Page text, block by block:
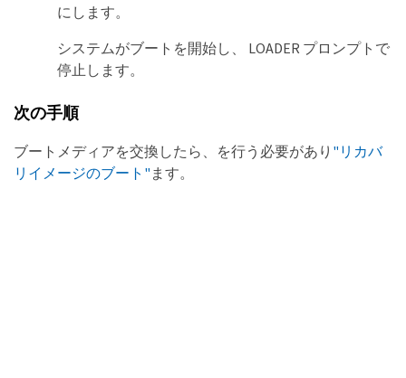
にします。
システムがブートを開始し、 LOADER プロンプトで
停止します。
次の手順
ブートメディアを交換したら、を行う必要があり "リカバ
リイメージのブート" ます。